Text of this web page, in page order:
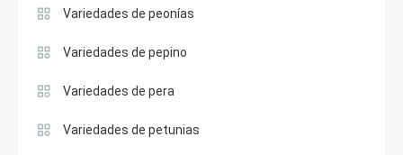
Variedades de peonías
Variedades de pepino
Variedades de pera
Variedades de petunias